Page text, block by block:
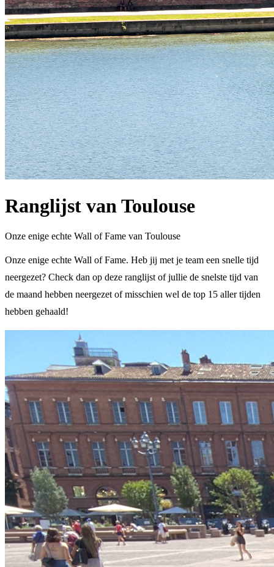
Ranglijst van Toulouse
Onze enige echte Wall of Fame van Toulouse
Onze enige echte Wall of Fame. Heb jij met je team een snelle tijd
neergezet? Check dan op deze ranglijst of jullie de snelste tijd van
de maand hebben neergezet of misschien wel de top 15 aller tijden
hebben gehaald!